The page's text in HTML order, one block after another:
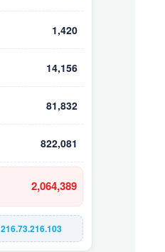
1,420
14,156
81,832
822,081
2,064,389
216.73.216.103